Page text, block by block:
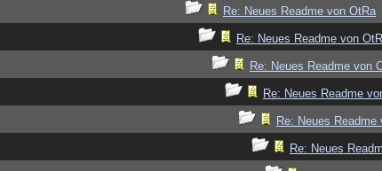
Re: Neues Readme von OtRa
Re: Neues Readme von
Re: Neues Readme von
Re: Neues Readme
Re: Neues Readme
Re: Neues